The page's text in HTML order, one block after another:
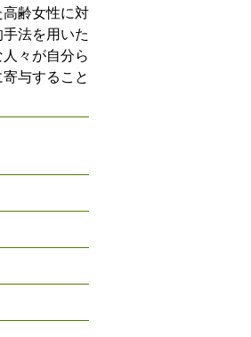
齢女性に対
法を用いた
々が自分ら
与すること